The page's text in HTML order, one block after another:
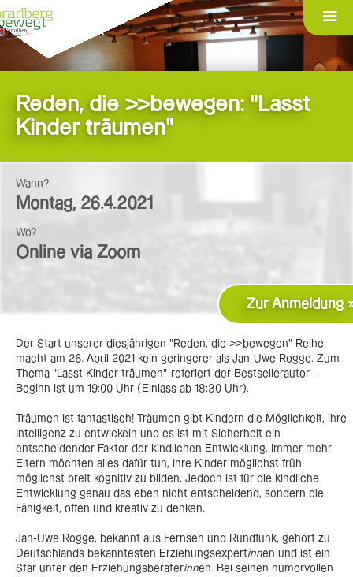
Reden, die >>bewegen: "Lasst
Kinder träumen"
Zur Anmeldung
Wann?
Montag, 26.4.2021
Wo?
Online via Zoom
Der Start unserer diesjährigen "Reden, die >>bewegen"-Reihe
macht am 26. April 2021 kein geringerer als Jan-Uwe Rogge. Zum
Thema "Lasst Kinder träumen" referiert der Bestsellerautor -
Beginn ist um 19:00 Uhr (Einlass ab 18:30 Uhr).
Träumen ist fantastisch! Träumen gibt Kindern die Möglichkeit, ihre
Intelligenz zu entwickeln und es ist mit Sicherheit ein
entscheidender Faktor der kindlichen Entwicklung. Immer mehr
Eltern möchten alles dafür tun, ihre Kinder möglichst früh
möglichst breit kognitiv zu bilden. Jedoch ist für die kindliche
Entwicklung genau das eben nicht entscheidend, sondern die
Fähigkeit, offen und kreativ zu denken.
Jan-Uwe Rogge, bekannt aus Fernseh und Rundfunk, gehört zu
Deutschlands bekanntesten Erziehungsexpertinnen und ist ein
Star unter den Erziehungsberaterinnen. Bei seinen humorvollen